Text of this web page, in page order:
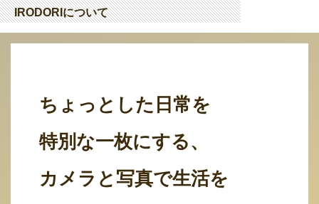
IRODORIについて
ちょっとした日常を
特別な一枚にする、
カメラと写真で生活を